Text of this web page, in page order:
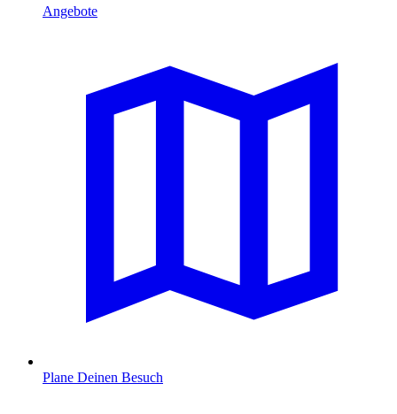
Angebote
Plane Deinen Besuch